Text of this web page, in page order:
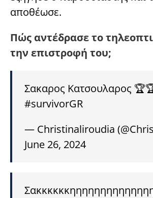
αποθέωσε.
Πώς αντέδρασε το
την επιστροφή του;
Σακαρος Κατσουλαρος
#survivorGR
— Christinaliroudia
June 26, 2024